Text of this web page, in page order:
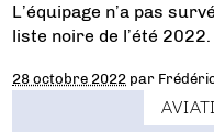
L’équipage n’a pas
liste noire de l’été 2022.
28 octobre 2022 par